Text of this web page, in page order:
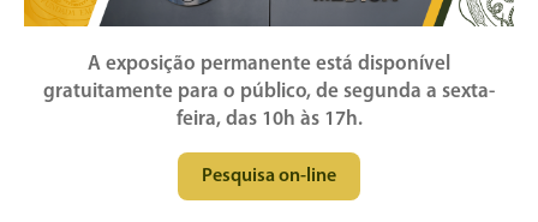
A exposição permanente está disponível
gratuitamente para o público, de segunda a sexta-
feira, das 10h às 17h.
Pesquisa on-line